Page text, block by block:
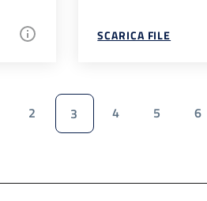
SCARICA FILE
2 3 4 5 6